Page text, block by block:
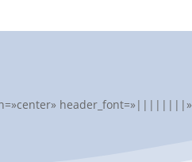
header_font=»||||||||»